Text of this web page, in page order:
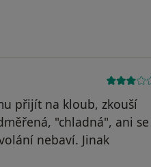
přijít na kloub, zkouší
"chladná", ani se
nebaví. Jinak